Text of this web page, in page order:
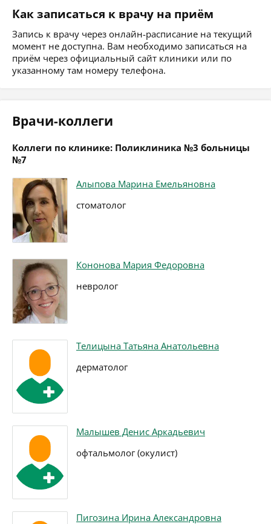
Как записаться к врачу на приём
Запись к врачу через онлайн-расписание на текущий
момент не доступна. Вам необходимо записаться на
приём через официальный сайт клиники или по
указанному там номеру телефона.
Врачи-коллеги
Коллеги по клинике: Поликлиника №3 больницы
№7
Алыпова Марина Емельяновна
стоматолог
Кононова Мария Федоровна
невролог
Телицына Татьяна Анатольевна
дерматолог
Малышев Денис Аркадьевич
офтальмолог (окулист)
Пигозина Ирина Александровна